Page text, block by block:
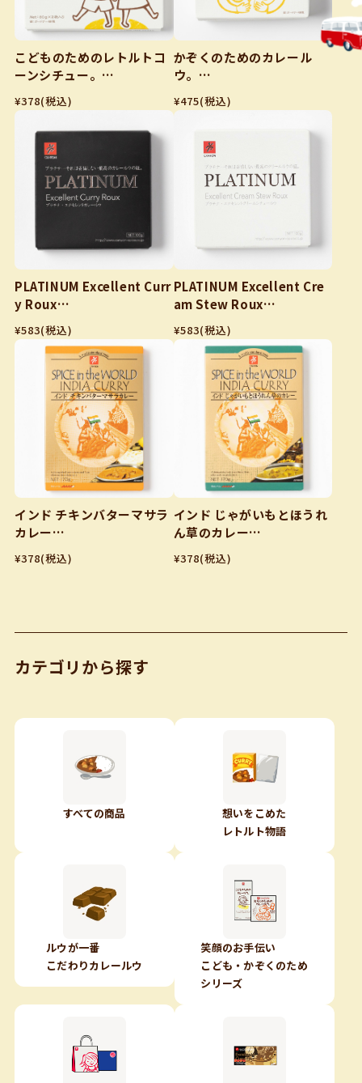
こどものためのレトルトコ
ーンシチュー。
80ｇ✕2
¥378(税込)
かぞくのためのカレール
ウ。
甘口 100g×2（8皿分）
¥475(税込)
PLATINUM Excellent Curr
y Roux
プラチナ エクセレント カレ
ールウ
100g（4皿分）
¥583(税込)
PLATINUM Excellent Cre
am Stew Roux
プラチナ エクセレント クリ
ームシチュールウ
100g（4皿分）
¥583(税込)
インド チキンバターマサラ
カレー
170g
¥378(税込)
インド じゃがいもとほうれ
ん草のカレー
170g
¥378(税込)
カテゴリから探す
すべての商品
想いをこめた
レトルト物語
ルウが一番
こだわりカレールウ
笑顔のお手伝い
こども・かぞくのため
シリーズ